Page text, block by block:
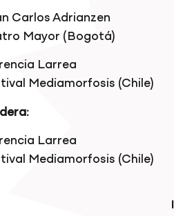
Carlos Adrianzen
Mayor (Bogotá)
Larrea
Mediamorfosis (Chile)
Larrea
Mediamorfosis (Chile)